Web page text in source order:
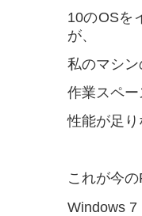
10のOSを
が、
私のマシ
作業スペ
性能が足り
これが今
Windows 7